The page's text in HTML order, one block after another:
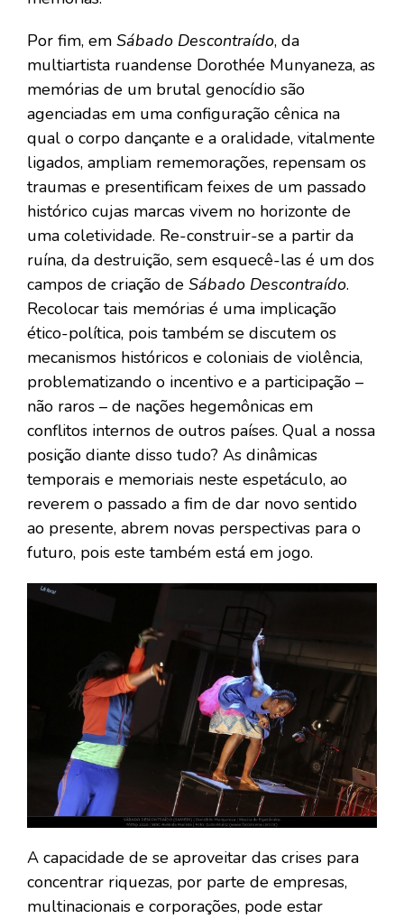
Por fim, em Sábado Descontraído, da
multiartista ruandense Dorothée Munyaneza, as
memórias de um brutal genocídio são
agenciadas em uma configuração cênica na
qual o corpo dançante e a oralidade, vitalmente
ligados, ampliam rememorações, repensam os
traumas e presentificam feixes de um passado
histórico cujas marcas vivem no horizonte de
uma coletividade. Re-construir-se a partir da
ruína, da destruição, sem esquecê-las é um dos
campos de criação de Sábado Descontraído.
Recolocar tais memórias é uma implicação
ético-política, pois também se discutem os
mecanismos históricos e coloniais de violência,
problematizando o incentivo e a participação –
não raros – de nações hegemônicas em
conflitos internos de outros países. Qual a nossa
posição diante disso tudo? As dinâmicas
temporais e memoriais neste espetáculo, ao
reverem o passado a fim de dar novo sentido
ao presente, abrem novas perspectivas para o
futuro, pois este também está em jogo.
A capacidade de se aproveitar das crises para
concentrar riquezas, por parte de empresas,
multinacionais e corporações, pode estar